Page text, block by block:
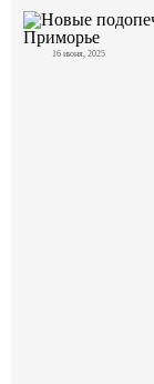
16 июня, 2025